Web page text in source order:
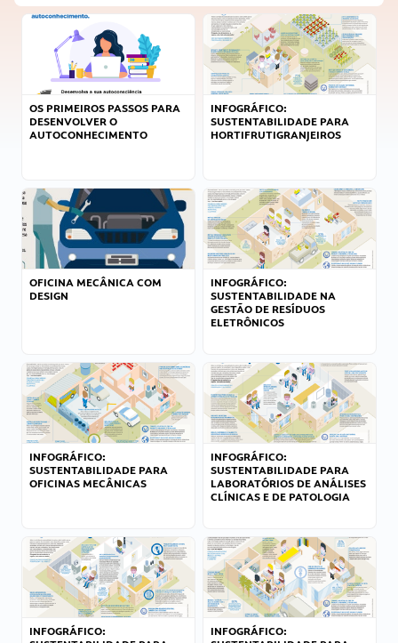
OS PRIMEIROS PASSOS PARA
DESENVOLVER O
AUTOCONHECIMENTO
INFOGRÁFICO:
SUSTENTABILIDADE PARA
HORTIFRUTIGRANJEIROS
OFICINA MECÂNICA COM
DESIGN
INFOGRÁFICO:
SUSTENTABILIDADE NA
GESTÃO DE RESÍDUOS
ELETRÔNICOS
INFOGRÁFICO:
SUSTENTABILIDADE PARA
OFICINAS MECÂNICAS
INFOGRÁFICO:
SUSTENTABILIDADE PARA
LABORATÓRIOS DE ANÁLISES
CLÍNICAS E DE PATOLOGIA
INFOGRÁFICO:
INFOGRÁFICO: